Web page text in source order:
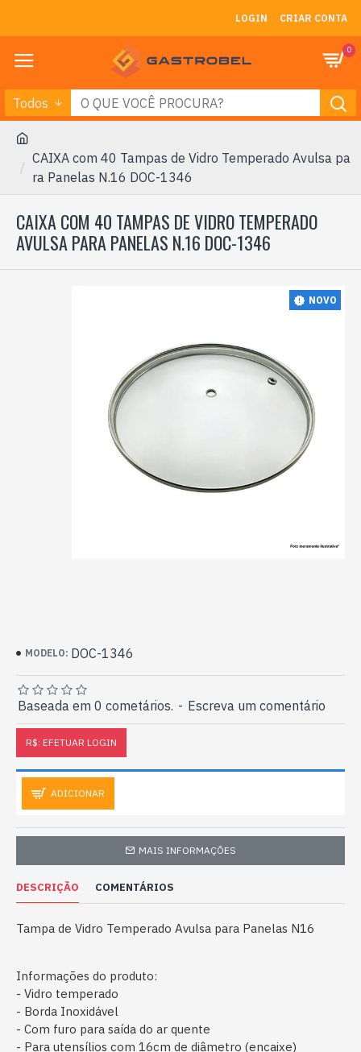
LOGIN CRIAR CONTA
0
Todos
CAIXA com 40 Tampas de Vidro Temperado Avulsa pa
ra Panelas N.16 DOC-1346
CAIXA COM 40 TAMPAS DE VIDRO TEMPERADO
AVULSA PARA PANELAS N.16 DOC-1346
NOVO
MODELO: DOC-1346
Baseada em 0 cometários. - Escreva um comentário
R$: EFETUAR LOGIN
ADICIONAR
MAIS INFORMAÇÕES
DESCRIÇÃO COMENTÁRIOS
Tampa de Vidro Temperado Avulsa para Panelas N16
Informações do produto:
- Vidro temperado
- Borda Inoxidável
- Com furo para saída do ar quente
- Para utensílios com 16cm de diâmetro (encaixe)